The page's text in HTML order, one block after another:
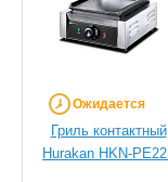
Ожидается
Гриль контактный
Hurakan HKN-PE22L